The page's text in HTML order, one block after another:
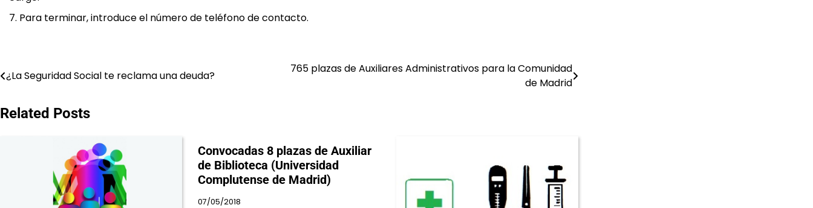
Para terminar, introduce el número de teléfono de contacto.
Navegación
entradas
¿La Seguridad Social te reclama una deuda?
765 plazas de Auxiliares Administrativos para la Comunidad
de Madrid
Related Posts
Convocadas 8 plazas de Auxiliar
de Biblioteca (Universidad
Complutense de Madrid)
07/05/2018